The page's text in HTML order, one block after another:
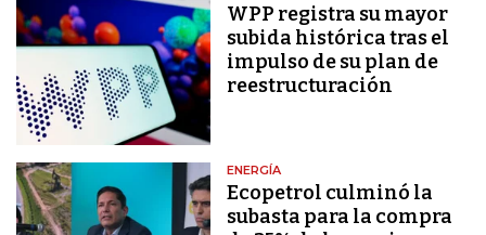
WPP registra su mayor
subida histórica tras el
impulso de su plan de
reestructuración
ENERGÍA
Ecopetrol culminó la
subasta para la compra